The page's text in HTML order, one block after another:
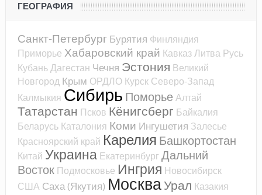
ГЕОГРАФИЯ
Санкт-Петербург Бурятия Финляндия
Приморье Хабаровский край КавказЛитва Русь
КубаньДагестан Чечня Эстония Великий
Новгород Крым ОРДЛО Курск Северо-Запад
Калмыкия Сибирь ПоморьеАлтай
Татарстан Псков Кёнигсберг Байкалия
Беларусь Каталония Коми Ингушетия Залесье
Красноярский край Карелия Башкортостан
Китай Украина Екатеринбург Дальний
Восток Подмосковье Ингрия Новосибирск
США Саха (Якутия) МоскваУрал Казакия